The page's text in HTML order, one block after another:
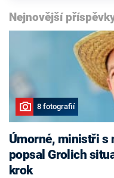
Nejnovější
8 fotografií
Úmorné, ministři s
popsal Grolich
krok